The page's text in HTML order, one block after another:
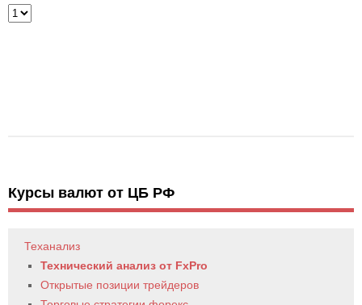
Курсы валют от ЦБ РФ
Теханализ
Технический анализ от FxPro
Открытые позиции трейдеров